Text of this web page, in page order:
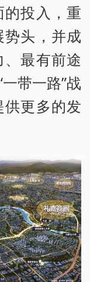
投入，重
头，并成
最有前途
带一路”战
更多的发